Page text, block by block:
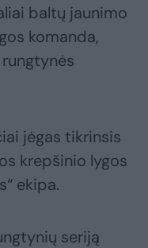
baltų jaunimo
komanda,
jėgas tikrinsis
krepšinio lygos
ekipa.
seriją